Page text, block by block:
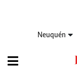
Neuquén